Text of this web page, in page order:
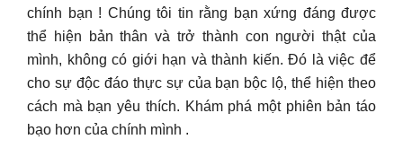
chính bạn ! Chúng tôi tin rằng bạn xứng đáng được
thể hiện bản thân và trở thành con người thật của
mình, không có giới hạn và thành kiến. Đó là việc để
cho sự độc đáo thực sự của bạn bộc lộ, thể hiện theo
cách mà bạn yêu thích. Khám phá một phiên bản táo
bạo hơn của chính mình .